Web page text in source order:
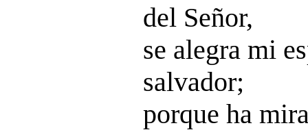
del Señor,
se alegra mi
salvador;
porque ha